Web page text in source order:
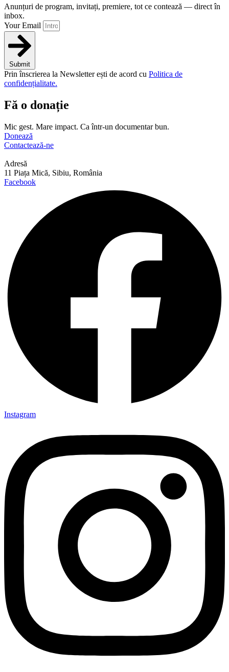
Anunțuri de program, invitați, premiere, tot ce contează — direct în
inbox.
Your Email
Submit
Prin înscrierea la Newsletter ești de acord cu Politica de
confidențialitate.
Fă o donație
Mic gest. Mare impact. Ca într-un documentar bun.
Donează
Contactează-ne
Adresă
11 Piața Mică, Sibiu, România
Facebook
Instagram